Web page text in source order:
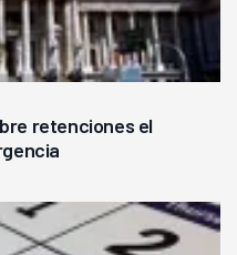
retenciones el